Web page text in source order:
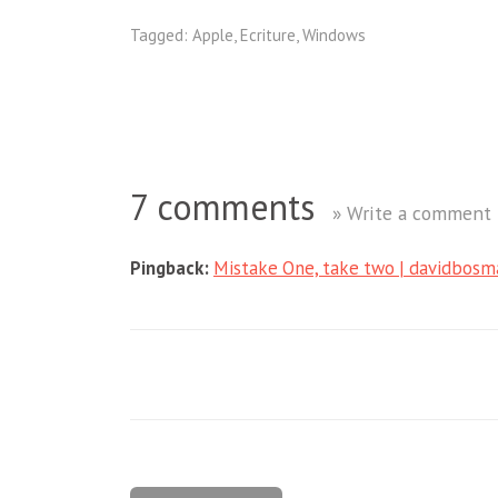
Tagged: Apple Ecriture Windows
7 comments » Write a comment
Pingback: Mistake One, take two |